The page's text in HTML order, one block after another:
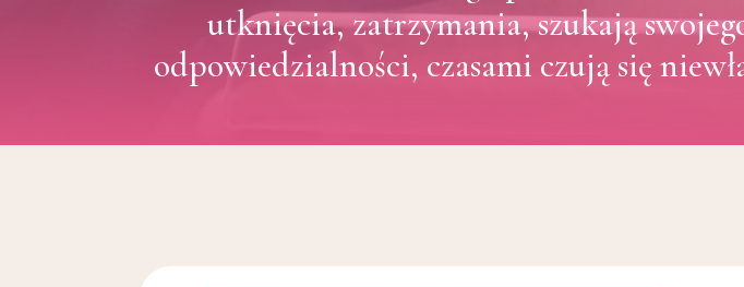
utknięcia, zatrzymania, szukają
odpowiedzialności, czasami czują się